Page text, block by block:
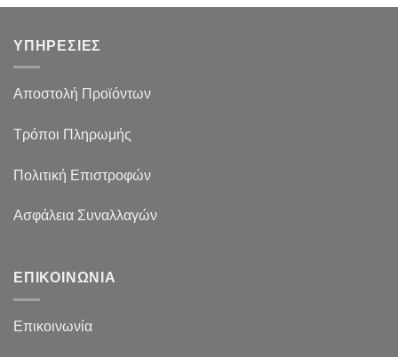
ΥΠΗΡΕΣΙΕΣ
Αποστολή Προϊόντων
Τρόποι Πληρωμής
Πολιτική Επιστροφών
Ασφάλεια Συναλλαγών
ΕΠΙΚΟΙΝΩΝΙΑ
Επικοινωνία